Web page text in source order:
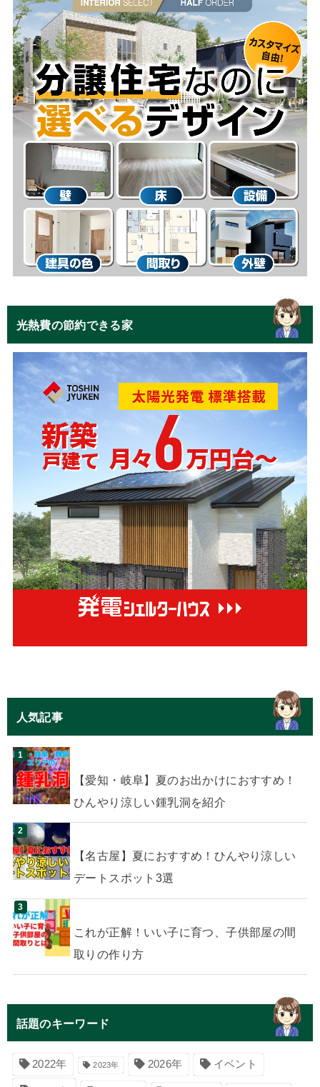
光熱費の節約できる家
人気記事
【愛知・岐阜】夏のお出かけにおすすめ！
ひんやり涼しい鍾乳洞を紹介
【名古屋】夏におすすめ！ひんやり涼しい
デートスポット3選
これが正解！いい子に育つ、子供部屋の間
取りの作り方
話題のキーワード
2022年 2023年 2026年 イベント